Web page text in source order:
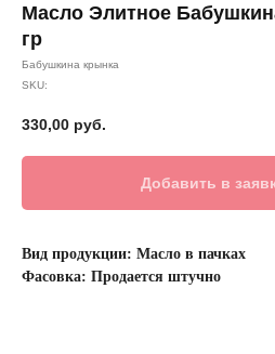
Масло Элитное
гр
Бабушкина крынка
SKU:
330,00 руб.
Добавить в
Вид продукции: Масло в пачках
Фасовка: Продается штучно